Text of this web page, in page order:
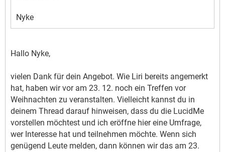
Nyke
Hallo Nyke,
vielen Dank für dein Angebot. Wie Liri bereits angemerkt
hat, haben wir vor am 23. 12. noch ein Treffen vor
Weihnachten zu veranstalten. Vielleicht kannst du in
deinem Thread darauf hinweisen, dass du die LucidMe
vorstellen möchtest und ich eröffne hier eine Umfrage,
wer Interesse hat und teilnehmen möchte. Wenn sich
genügend Leute melden, dann können wir das am 23.